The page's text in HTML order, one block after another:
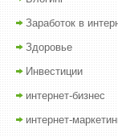
Заработок в
Здоровье
Инвестиции
интернет-бизнес
интернет-